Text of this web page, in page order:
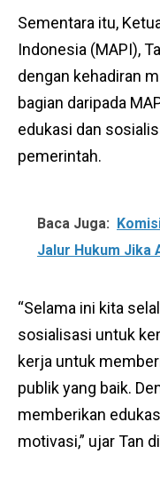
Sementara itu,
Indonesia (MAPI),
dengan kehadiran
bagian daripada
edukasi dan
pemerintah.
Baca Juga:
Jalur Hukum Jika
“Selama ini kita
sosialisasi untuk
kerja untuk
publik yang baik.
memberikan
motivasi,” ujar Tan